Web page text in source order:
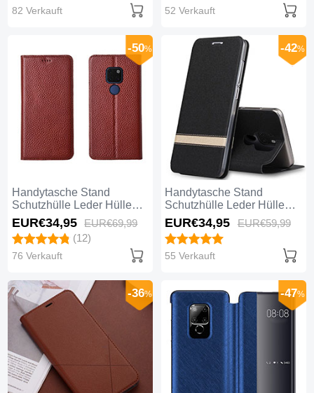
82 Verkauft
52 Verkauft
Handytasche Stand
Schutzhülle Leder Hülle
T15 für Huawei Mate 20
Braun
-50%
EUR€34,95 EUR€69,99
(12)
76 Verkauft
Handytasche Stand
Schutzhülle Leder Hülle
T14 für Huawei Mate 20
Schwarz
-42%
EUR€34,95 EUR€59,99
55 Verkauft
-36% -47%